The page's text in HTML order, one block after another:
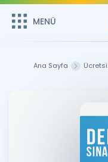
MENÜ
Remzi Hoca ile seni
MENÜ
Kitaplar ve
Ana Sayfa